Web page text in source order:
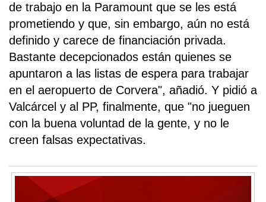
de trabajo en la Paramount que se les está
prometiendo y que, sin embargo, aún no está
definido y carece de financiación privada.
Bastante decepcionados están quienes se
apuntaron a las listas de espera para trabajar
en el aeropuerto de Corvera", añadió. Y pidió a
Valcárcel y al PP, finalmente, que "no jueguen
con la buena voluntad de la gente, y no le
creen falsas expectativas.